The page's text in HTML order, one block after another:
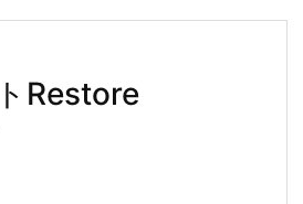
Restore